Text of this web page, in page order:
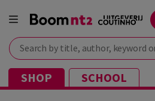
Search by title, author, keyword or ISBN
SHOP SCHOOL